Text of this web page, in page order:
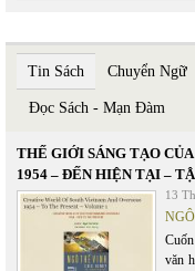
Tin Sách Chuyển Ngữ
Đọc Sách - Mạn Đàm
THẾ GIỚI SÁNG TẠO
1954 – ĐẾN HIỆN TẠI –
13
văn